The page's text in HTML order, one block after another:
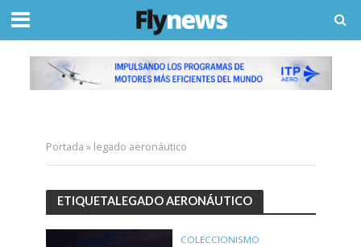
Portada » legado aeronáutico
ETIQUETALEGADO AERONÁUTICO
COLECCIONISMO